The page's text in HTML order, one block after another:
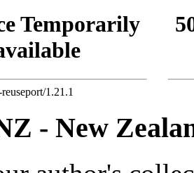
Temporarily
1.21.1
- New